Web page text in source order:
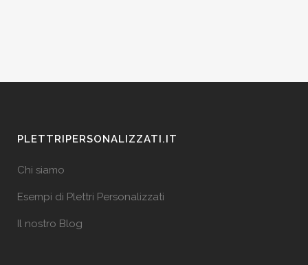
PLETTRIPERSONALIZZATI.IT
Chi siamo
Esempi di Plettri Personalizzati
Il nostro Blog